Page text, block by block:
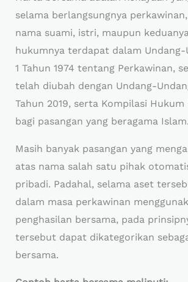
selama berlangsungnya
nama suami, istri, maupun
hukumnya terdapat dalam Undang-
1 Tahun 1974 tentang Perkawinan,
telah diubah dengan Undang-
Tahun 2019, serta Kompilasi Hukum
bagi pasangan yang beragama Islam.
Masih banyak pasangan yang
atas nama salah satu pihak
pribadi. Padahal, selama aset
dalam masa perkawinan
penghasilan bersama, pada
tersebut dapat dikategorikan
bersama.